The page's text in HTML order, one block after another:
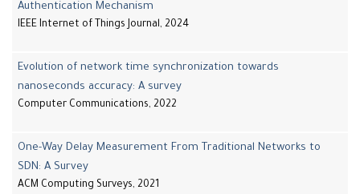
Authentication Mechanism
IEEE Internet of Things Journal, 2024
Evolution of network time synchronization towards
nanoseconds accuracy: A survey
Computer Communications, 2022
One-Way Delay Measurement From Traditional Networks to
SDN: A Survey
ACM Computing Surveys, 2021